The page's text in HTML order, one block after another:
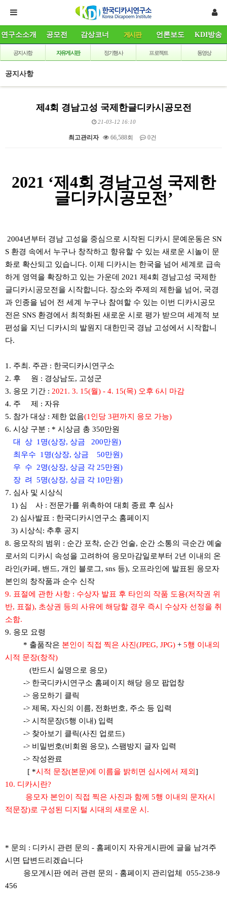
연구소소개 공모전 감상코너 게시판 언론보도 KDI방송
공지사항 자유게시판 정기행사 프로젝트 동영상
공지사항
제4회 경남고성 국제한글디카시공모전
21-03-12 16:10
최고관리자 66,588회 0건
2021 ‘제4회 경남고성 국제한
글디카시공모전’
2004년부터 경남 고성을 중심으로 시작된 디카시 문예운동은 SN
S 환경 속에서 누구나 창작하고 향유할 수 있는 새로운 시놀이 문
화로 확산되고 있습니다. 이제 디카시는 한국을 넘어 세계로 급속
하게 영역을 확장하고 있는 가운데 2021 제4회 경남고성 국제한
글디카시공모전을 시작합니다. 장소와 주제의 제한을 넘어, 국경
과 인종을 넘어 전 세계 누구나 참여할 수 있는 이번 디카시공모
전은 SNS 환경에서 최적화된 새로운 시로 평가 받으며 세계적 보
편성을 지닌 디카시의 발원지 대한민국 경남 고성에서 시작합니
다.
1. 주최. 주관 : 한국디카시연구소
2. 후 원 : 경상남도, 고성군
3. 응모 기간 : 2021. 3. 15(월) - 4. 15(목) 오후 6시 마감
4. 주 제 : 자유
5. 참가 대상 : 제한 없음(1인당 3편까지 응모 가능)
6. 시상 구분 : * 시상금 총 350만원
대 상 1명(상장, 상금 200만원)
최우수 1명(상장, 상금 50만원)
우 수 2명(상장, 상금 각 25만원)
장 려 5명(상장, 상금 각 10만원)
7. 심사 및 시상식
1) 심 사 : 전문가를 위촉하여 대회 종료 후 심사
2) 심사발표 : 한국디카시연구소 홈페이지
3) 시상식: 추후 공지
8. 응모작의 범위 : 순간 포착, 순간 언술, 순간 소통의 극순간 예술
로서의 디카시 속성을 고려하여 응모마감일로부터 2년 이내의 온
라인(카페, 밴드, 개인 블로그, sns 등), 오프라인에 발표된 응모자
본인의 창작품과 순수 신작
9. 표절에 관한 사항 : 수상자 발표 후 타인의 작품 도용(저작권 위
반, 표절), 초상권 등의 사유에 해당할 경우 즉시 수상자 선정을 취
소함.
9. 응모 요령
* 출품작은 본인이 직접 찍은 사진(JPEG, JPG) + 5행 이내의
시적 문장(창작)
(반드시 실명으로 응모)
-> 한국디카시연구소 홈페이지 해당 응모 팝업창
-> 응모하기 클릭
-> 제목, 자신의 이름, 전화번호, 주소 등 입력
-> 시적문장(5행 이내) 입력
-> 찾아보기 클릭(사진 업로드)
-> 비밀번호(비회원 응모), 스팸방지 글자 입력
-> 작성완료
[ *시적 문장(본문)에 이름을 밝히면 심사에서 제외 ]
10. 디카시란?
응모자 본인이 직접 찍은 사진과 함께 5행 이내의 문자(시
적문장)로 구성된 디지털 시대의 새로운 시.
* 문의 : 디카시 관련 문의 - 홈페이지 자유게시판에 글을 남겨주
시면 답변드리겠습니다
응모게시판 에러 관련 문의 - 홈페이지 관리업체 055-238-9
456